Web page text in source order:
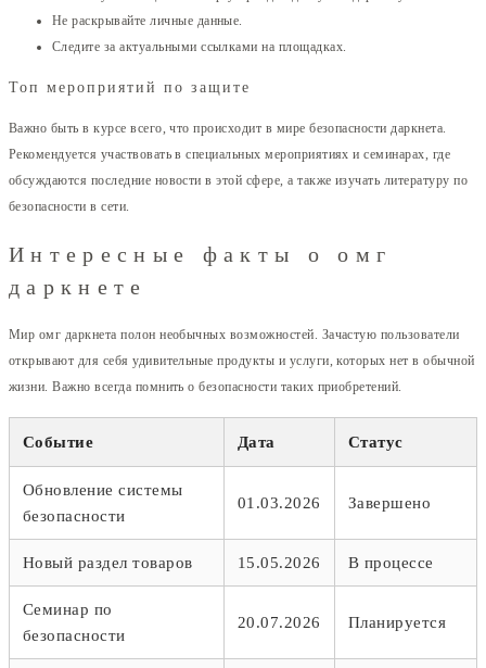
Не раскрывайте личные данные.
Следите за актуальными ссылками на площадках.
Топ мероприятий по защите
Важно быть в курсе всего, что происходит в мире безопасности даркнета.
Рекомендуется участвовать в специальных мероприятиях и семинарах, где
обсуждаются последние новости в этой сфере, а также изучать литературу по
безопасности в сети.
Интересные факты о омг
даркнете
Мир омг даркнета полон необычных возможностей. Зачастую пользователи
открывают для себя удивительные продукты и услуги, которых нет в обычной
жизни. Важно всегда помнить о безопасности таких приобретений.
Событие Дата Статус
Обновление системы
безопасности
01.03.2026 Завершено
Новый раздел товаров 15.05.2026 В процессе
Семинар по
безопасности
20.07.2026 Планируется